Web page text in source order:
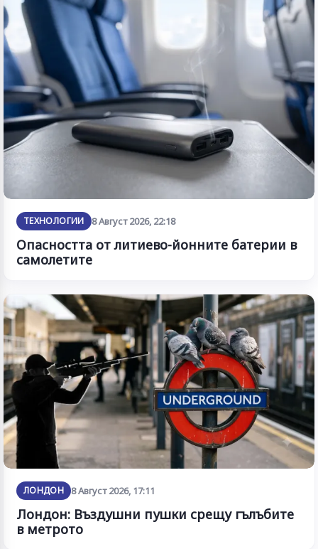
ТЕХНОЛОГИИ 8 Август 2026, 22:18
Опасността от литиево-йонните батерии в
самолетите
ЛОНДОН 8 Август 2026, 17:11
Лондон: Въздушни пушки срещу гълъбите
в метрото